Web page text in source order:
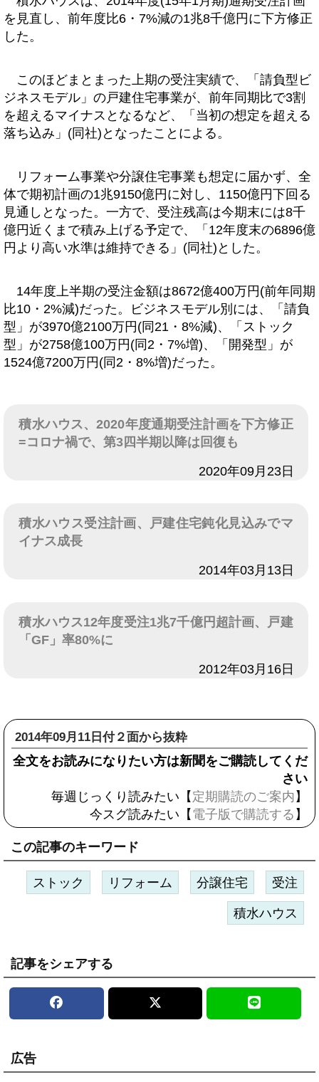
を見直し、前年度比6・7%減の1兆8千億円に下方修正
した。
このほどまとまった上期の受注実績で、「請負型ビ
ジネスモデル」の戸建住宅事業が、前年同期比で3割
を超えるマイナスとなるなど、「当初の想定を超える
落ち込み」(同社)となったことによる。
リフォーム事業や分譲住宅事業も想定に届かず、全
体で期初計画の1兆9150億円に対し、1150億円下回る
見通しとなった。一方で、受注残高は今期末には8千
億円近くまで積み上げる予定で、「12年度末の6896億
円より高い水準は維持できる」(同社)とした。
14年度上半期の受注金額は8672億400万円(前年同期
比10・2%減)だった。ビジネスモデル別には、「請負
型」が3970億2100万円(同21・8%減)、「ストック
型」が2758億100万円(同2・7%増)、「開発型」が
1524億7200万円(同2・8%増)だった。
積水ハウス、2020年度通期受注計画を下方修正
=コロナ禍で、第3四半期以降は回復も
2020年09月23日
積水ハウス受注計画、戸建住宅鈍化見込みでマ
イナス成長
2014年03月13日
積水ハウス12年度受注1兆7千億円超計画、戸建
「GF」率80%に
2012年03月16日
2014年09月11日付２面から抜粋
全文をお読みになりたい方は新聞をご購読してくだ
さい
毎週じっくり読みたい【 定期購読のご案内 】
今スグ読みたい【 電子版で購読する 】
この記事のキーワード
ストック リフォーム 分譲住宅 受注
積水ハウス
記事をシェアする
広告